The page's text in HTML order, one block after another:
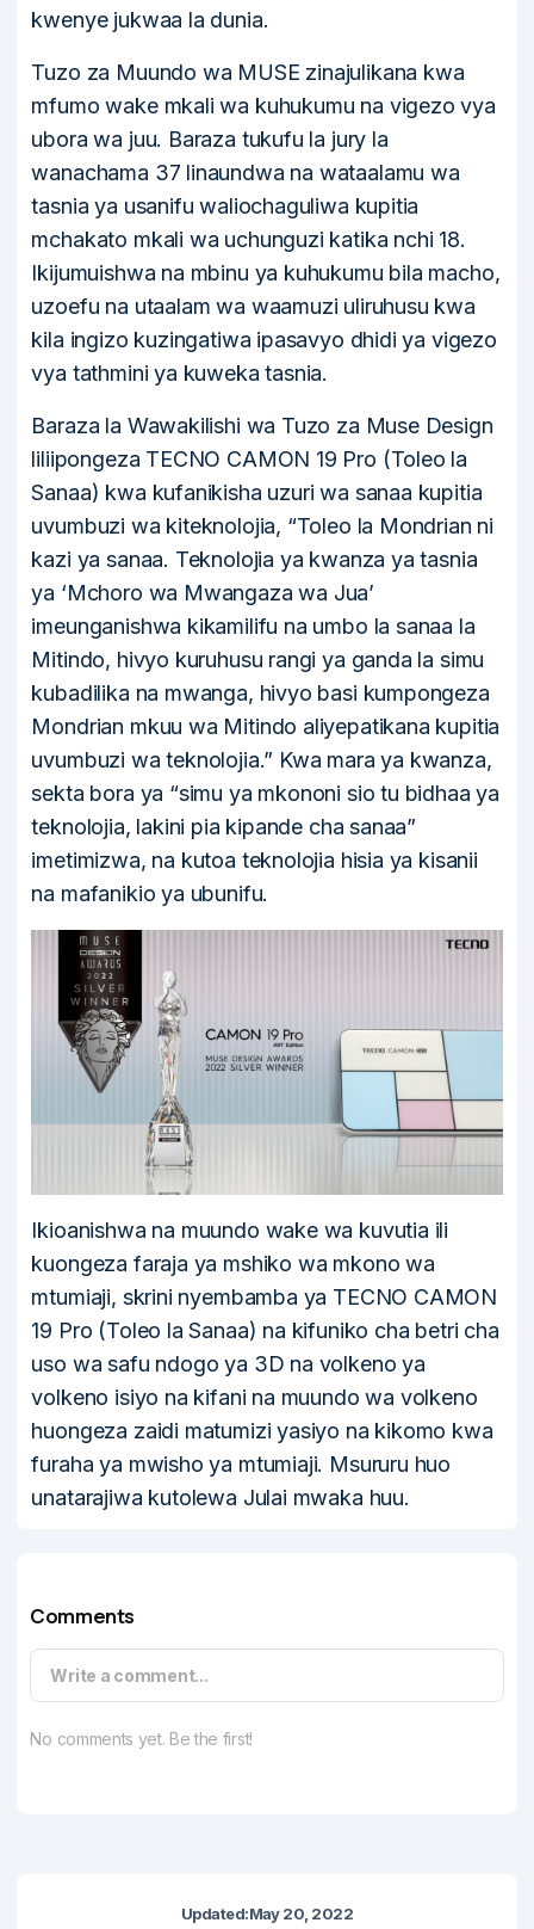
kwenye jukwaa la dunia.
Tuzo za Muundo wa MUSE zinajulikana kwa
mfumo wake mkali wa kuhukumu na vigezo vya
ubora wa juu. Baraza tukufu la jury la
wanachama 37 linaundwa na wataalamu wa
tasnia ya usanifu waliochaguliwa kupitia
mchakato mkali wa uchunguzi katika nchi 18.
Ikijumuishwa na mbinu ya kuhukumu bila macho,
uzoefu na utaalam wa waamuzi uliruhusu kwa
kila ingizo kuzingatiwa ipasavyo dhidi ya vigezo
vya tathmini ya kuweka tasnia.
Baraza la Wawakilishi wa Tuzo za Muse Design
liliipongeza TECNO CAMON 19 Pro (Toleo la
Sanaa) kwa kufanikisha uzuri wa sanaa kupitia
uvumbuzi wa kiteknolojia, “Toleo la Mondrian ni
kazi ya sanaa. Teknolojia ya kwanza ya tasnia
ya ‘Mchoro wa Mwangaza wa Jua’
imeunganishwa kikamilifu na umbo la sanaa la
Mitindo, hivyo kuruhusu rangi ya ganda la simu
kubadilika na mwanga, hivyo basi kumpongeza
Mondrian mkuu wa Mitindo aliyepatikana kupitia
uvumbuzi wa teknolojia.” Kwa mara ya kwanza,
sekta bora ya “simu ya mkononi sio tu bidhaa ya
teknolojia, lakini pia kipande cha sanaa”
imetimizwa, na kutoa teknolojia hisia ya kisanii
na mafanikio ya ubunifu.
Ikioanishwa na muundo wake wa kuvutia ili
kuongeza faraja ya mshiko wa mkono wa
mtumiaji, skrini nyembamba ya TECNO CAMON
19 Pro (Toleo la Sanaa) na kifuniko cha betri cha
uso wa safu ndogo ya 3D na volkeno ya
volkeno isiyo na kifani na muundo wa volkeno
huongeza zaidi matumizi yasiyo na kikomo kwa
furaha ya mwisho ya mtumiaji. Msururu huo
unatarajiwa kutolewa Julai mwaka huu.
Comments
Write a comment...
No comments yet. Be the first!
Updated:May 20, 2022